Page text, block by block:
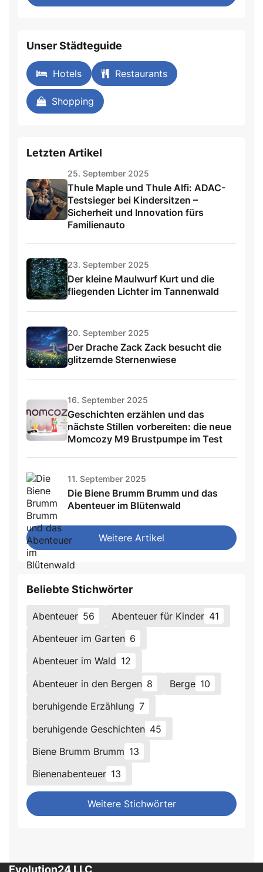
Unser Städteguide
Hotels Restaurants
Shopping
Letzten Artikel
25. September 2025
Thule Maple und Thule Alfi: ADAC-
Testsieger bei Kindersitzen –
Sicherheit und Innovation fürs
Familienauto
23. September 2025
Der kleine Maulwurf Kurt und die
fliegenden Lichter im Tannenwald
20. September 2025
Der Drache Zack Zack besucht die
glitzernde Sternenwiese
16. September 2025
Geschichten erzählen und das
nächste Stillen vorbereiten: die neue
Momcozy M9 Brustpumpe im Test
11. September 2025
Die Biene Brumm Brumm und das
Abenteuer im Blütenwald
Weitere Artikel
Beliebte Stichwörter
Abenteuer 56 Abenteuer für Kinder 41
Abenteuer im Garten 6
Abenteuer im Wald 12
Abenteuer in den Bergen 8 Berge 10
beruhigende Erzählung 7
beruhigende Geschichten 45
Biene Brumm Brumm 13
Bienenabenteuer 13
Weitere Stichwörter
Evolution24 LLC